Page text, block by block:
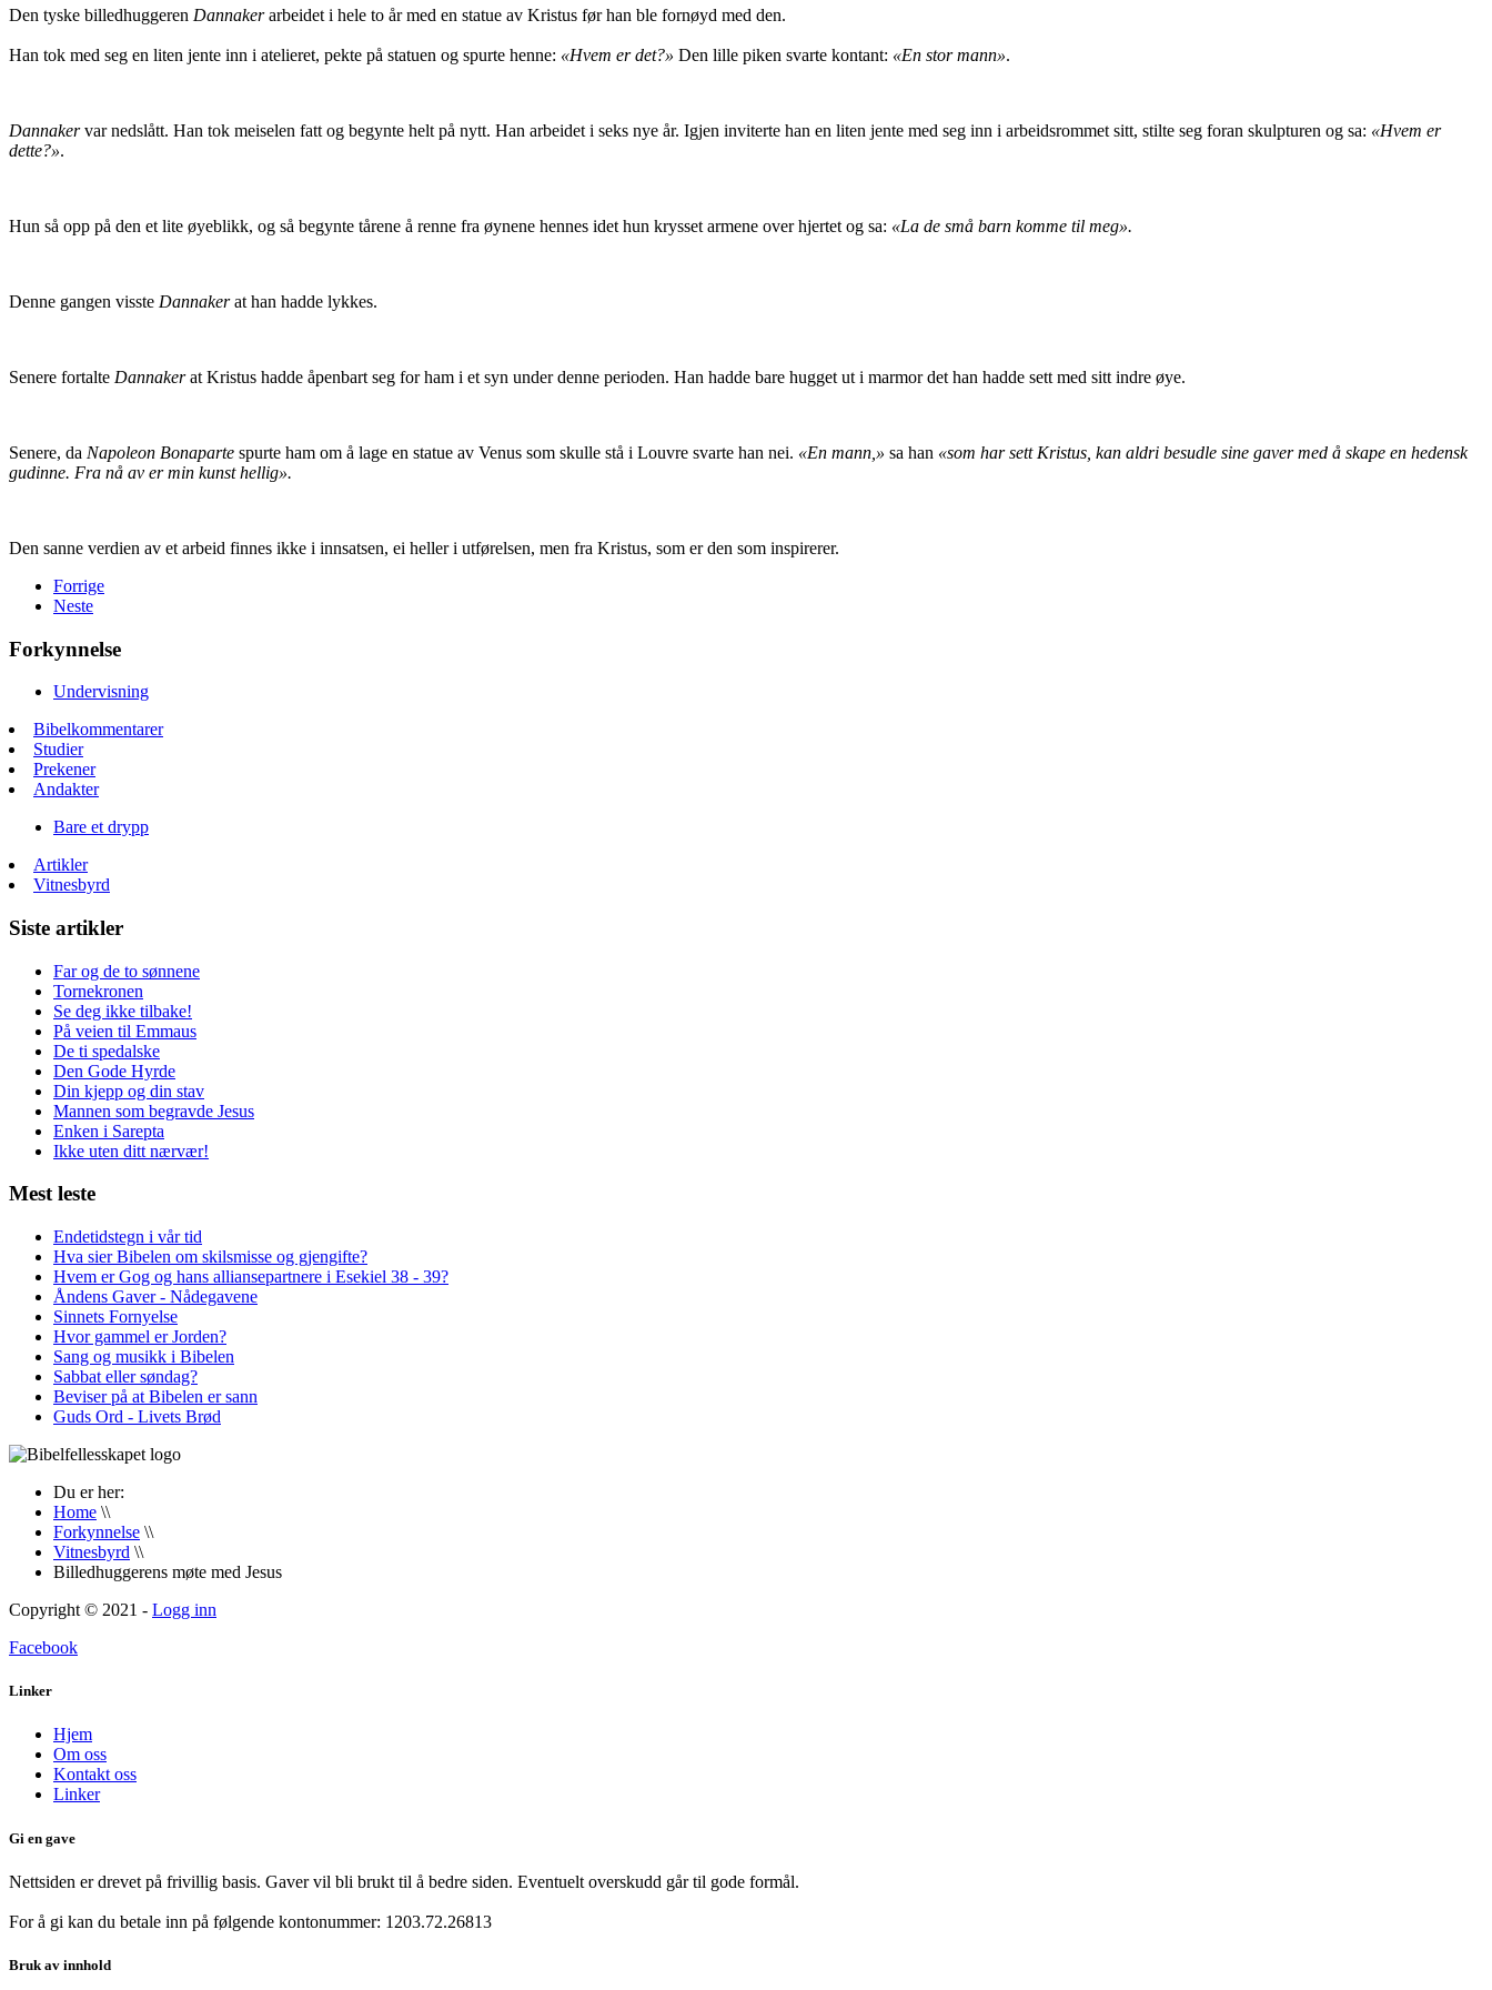
Den tyske billedhuggeren Dannakerarbeidet i hele to år med en statue av Kristus før han ble fornøyd med den.
Han tok med seg en liten jente inn i atelieret, pekte på statuen og spurte henne: «Hvem er det?» Den lille piken svarte kontant: «En stor mann».
Dannakervar nedslått. Han tok meiselen fatt og begynte helt på nytt. Han arbeidet i seks nye år. Igjen inviterte han en liten jente med seg inn i arbeidsrommet sitt, stilte seg foran skulpturen og sa: «Hvem er
dette?».
Hun så opp på den et lite øyeblikk, og så begynte tårene å renne fra øynene hennes idet hun krysset armene over hjertet og sa: «La de små barn komme til meg».
Denne gangen visste Dannakerat han hadde lykkes.
Senere fortalte Dannakerat Kristus hadde åpenbart seg for ham i et syn under denne perioden. Han hadde bare hugget ut i marmor det han hadde sett med sitt indre øye.
Senere, da Napoleon Bonaparte spurte ham om å lage en statue av Venus som skulle stå i Louvre svarte han nei. «En mann,» sa han «som har sett Kristus, kan aldri besudle sine gaver med å skape en hedensk
gudinne. Fra nå av er min kunst hellig».
Den sanne verdien av et arbeid finnes ikke i innsatsen, ei heller i utførelsen, men fra Kristus, som er den som inspirerer.
Forrige
Neste
Forkynnelse
Undervisning
Bibelkommentarer
Studier
Prekener
Andakter
Bare et drypp
Artikler
Vitnesbyrd
Siste artikler
Far og de to sønnene
Tornekronen
Se deg ikke tilbake!
På veien til Emmaus
De ti spedalske
Den Gode Hyrde
Din kjepp og din stav
Mannen som begravde Jesus
Enken i Sarepta
Ikke uten ditt nærvær!
Mest leste
Endetidstegn i vår tid
Hva sier Bibelen om skilsmisse og gjengifte?
Hvem er Gog og hans alliansepartnere i Esekiel 38 - 39?
Åndens Gaver - Nådegavene
Sinnets Fornyelse
Hvor gammel er Jorden?
Sang og musikk i Bibelen
Sabbat eller søndag?
Beviser på at Bibelen er sann
Guds Ord - Livets Brød
Du er her:
Home \\
Forkynnelse \\
Vitnesbyrd \\
Billedhuggerens møte med Jesus
Copyright © 2021 - Logg inn
Facebook
Linker
Hjem
Om oss
Kontakt oss
Linker
Gi en gave
Nettsiden er drevet på frivillig basis. Gaver vil bli brukt til å bedre siden. Eventuelt overskudd går til gode formål.
For å gi kan du betale inn på følgende kontonummer: 1203.72.26813
Bruk av innhold